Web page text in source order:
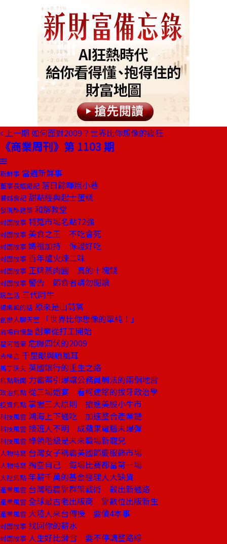
上一期 如何面對2009？世界比你想像的瘋狂
《商業周刊》第 1103 期
新鮮事 當週新鮮事
董事長嬉遊記 落日餘暉照小巷
饕姊食記 甜點經典起士蛋糕
發現酷建築 和解教堂
封面故事 特蒐市場名點72強
封面故事 美食之王 不吃會死
封面故事 媽祖加持 保證好吃
封面故事 百年爐火煉二味
封面故事 正牌蒸肉圓 真的十塊錢
封面故事 警告 節食者請勿閱讀
玩生活 三代同牛
總編輯的話 原來是山茼蒿
創辦人聊天室 「世界比你想像的單純！」
商場自慢塾 創業從打工開始
星河隨筆 危機四伏的2009
去梯言 千里眼與順風耳
馬丁沃夫 英國銀行的重生之路
焦點新聞 力霸案引爆讓公務員觸法的兩個地雷
政治焦點 從三場婚宴 看柯建銘的拔牙政治學
投資焦點 掌握三大原則 搶進美股小牛市
科技風雲 鴻海上下通吃 加速整合產業鏈
科技風雲 接班人不明 成蘋果電腦未爆彈
科技風雲 綠領階級是未來職場新寵兒
人物特寫 台灣女子稱霸美國節慶服飾市場
人物特寫 掏空自己 每場比賽都當第一場
大陸焦點 年薪千萬的基金經理人大缺貨
產業風雲 台灣稻農靠群架戰術 殺出新通路
產業風雲 全球最古老出版商 靠數位出版新生
產業風雲 大陸人來台傳授 要債4本事
封面故事 找回你的薪水
封面故事 人生好比滑雪 要不停調整路線